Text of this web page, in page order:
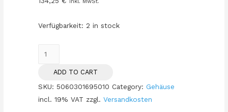
inkl. MwSt.
Verfügbarkeit: 2 in stock
series
H510i
ADD TO CART
SKU: 5060301695010 Category:Gehäuse
incl. 19% VAT zzgl.Versandkosten